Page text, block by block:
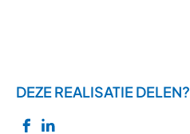
DEZE REALISATIE DELEN?